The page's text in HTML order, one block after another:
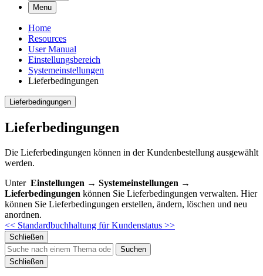
Menu
Home
Resources
User Manual
Einstellungsbereich
Systemeinstellungen
Lieferbedingungen
Lieferbedingungen
Lieferbedingungen
Die Lieferbedingungen können in der Kundenbestellung ausgewählt
werden.
Unter Einstellungen → Systemeinstellungen →
Lieferbedingungen können Sie Lieferbedingungen verwalten. Hier
können Sie Lieferbedingungen erstellen, ändern, löschen und neu
anordnen.
<< Standardbuchhaltung fürKundenstatus >>
Schließen
Suchen
Schließen